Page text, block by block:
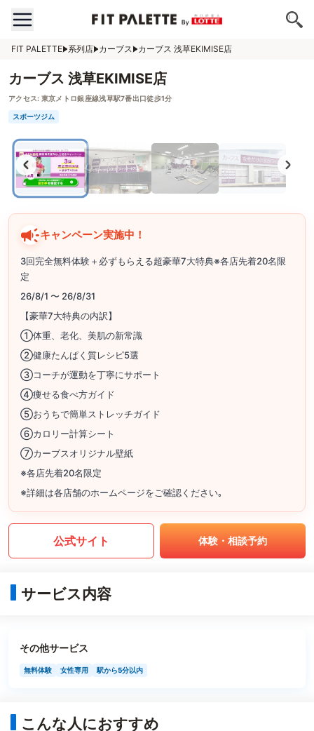
FIT PALETTE 系列店 カーブス カーブス 浅草EKIMISE店
カーブス 浅草EKIMISE店
アクセス: 東京メトロ銀座線浅草駅7番出口徒歩1分
スポーツジム
キャンペーン実施中！
3回完全無料体験＋必ずもらえる超豪華7大特典※各店先着20名限
定
26/8/1 〜 26/8/31
【豪華7大特典の内訳】
①体重、老化、美肌の新常識
②健康たんぱく質レシピ5選
③コーチが運動を丁寧にサポート
④痩せる食べ方ガイド
⑤おうちで簡単ストレッチガイド
⑥カロリー計算シート
⑦カーブスオリジナル壁紙
※各店先着20名限定
※詳細は各店舗のホームページをご確認ください｡
公式サイト 体験・相談予約
サービス内容
その他サービス
無料体験 女性専用 駅から5分以内
こんな人におすすめ